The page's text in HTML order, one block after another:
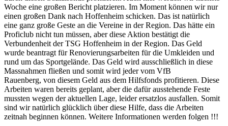
Woche eine großen Bericht platzieren. Im Moment können wir nur
einen großen Dank nach Hoffenheim schicken. Das ist natürlich
eine ganz große Geste an die Vereine in der Region. Das hätte ein
Proficlub nicht tun müssen, aber diese Aktion bestätigt die
Verbundenheit der TSG Hoffenheim in der Region. Das Geld
wurde beantragt für Renovierungsarbeiten für die Umkleiden und
rund um das Sportgelände. Das Geld wird ausschließlich in diese
Massnahmen fließen und somit wird jeder vom VfB
Rauenberg, von diesem Geld aus dem Hilfsfonds profitieren. Diese
Arbeiten waren bereits geplant, aber die dafür ausstehende Feste
mussten wegen der aktuellen Lage, leider ersatzlos ausfallen. Somit
sind wir natürlich glücklich über diese Hilfe, dass die Arbeiten
zeitnah beginnen können. Weitere Informationen werden folgen !!!